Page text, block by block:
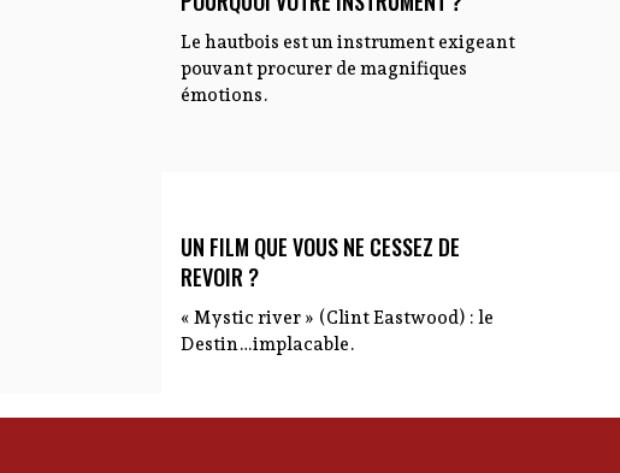
Le hautbois est un instrument exigeant
pouvant procurer de magnifiques
émotions.
UN FILM QUE VOUS NE CESSEZ DE
REVOIR ?
« Mystic river » (Clint Eastwood) : le
Destin…implacable.